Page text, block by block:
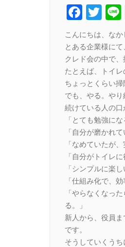
こんにちは、なか
とある企業様に
クレド会の中で、
たとえば、トイ
ちょっとくらい
でも、やる。やり
続けている人の口
「とても勉強にな
「自分が磨かれ
「なめていたが
「自分がトイレ
「シンプルに楽し
「仕組み化で、
「やらなくなっ
る。」
新人から、役員
です。
そうしていくうち